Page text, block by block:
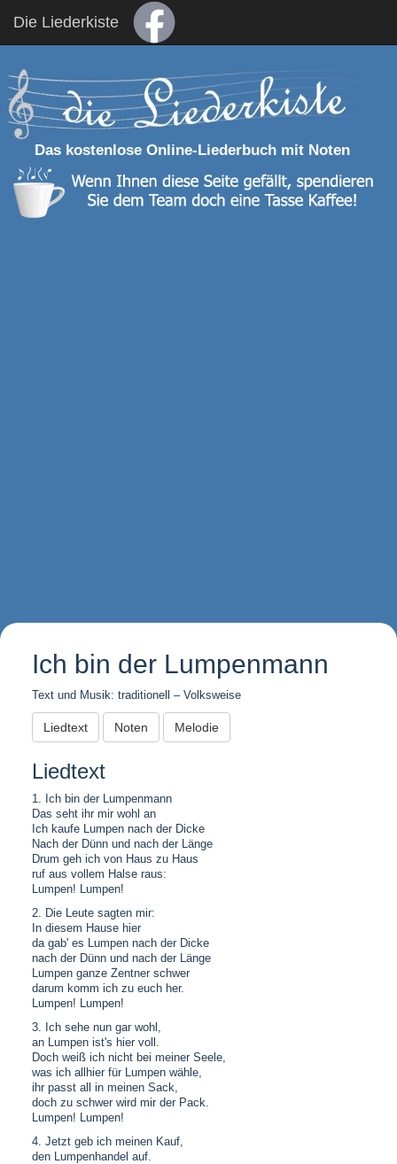
Die Liederkiste
Das kostenlose Online-Liederbuch mit Noten
Ich bin der Lumpenmann
Text und Musik: traditionell – Volksweise
Liedtext Noten Melodie
Liedtext
1. Ich bin der Lumpenmann
Das seht ihr mir wohl an
Ich kaufe Lumpen nach der Dicke
Nach der Dünn und nach der Länge
Drum geh ich von Haus zu Haus
ruf aus vollem Halse raus:
Lumpen! Lumpen!
2. Die Leute sagten mir:
In diesem Hause hier
da gab' es Lumpen nach der Dicke
nach der Dünn und nach der Länge
Lumpen ganze Zentner schwer
darum komm ich zu euch her.
Lumpen! Lumpen!
3. Ich sehe nun gar wohl,
an Lumpen ist's hier voll.
Doch weiß ich nicht bei meiner Seele,
was ich allhier für Lumpen wähle,
ihr passt all in meinen Sack,
doch zu schwer wird mir der Pack.
Lumpen! Lumpen!
4. Jetzt geb ich meinen Kauf,
den Lumpenhandel auf.